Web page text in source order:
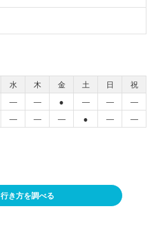
水 木 金 土 日
祝
― ― ● ― ―
―
― ― ― ● ―
―
行き方を調べる